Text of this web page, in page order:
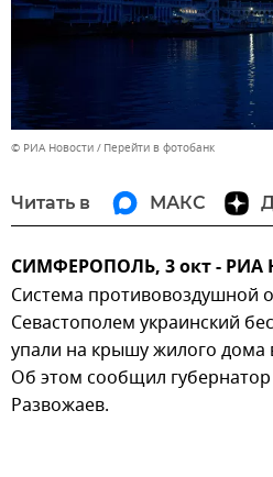
© РИА Новости Перейти в фотобанк
Читать в МАКС
СИМФЕРОПОЛЬ, 3 окт - РИА
Система противовоздушной
Севастополем украинский
упали на крышу жилого дома
Об этом сообщил
Развожаев.